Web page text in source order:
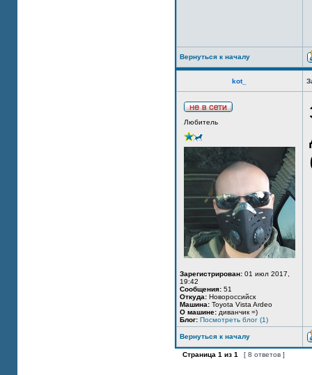
Вернуться к началу
kot_
Любитель
Зарегистрирован: 01 июл 2017,
19:42
Сообщения: 51
Откуда: Новороссийск
Машина: Toyota Vista Ardeo
О машине: диванчик =)
Блог: Посмотреть блог (1)
Вернуться к началу
Страница 1 из 1 [ 8 ответов ]